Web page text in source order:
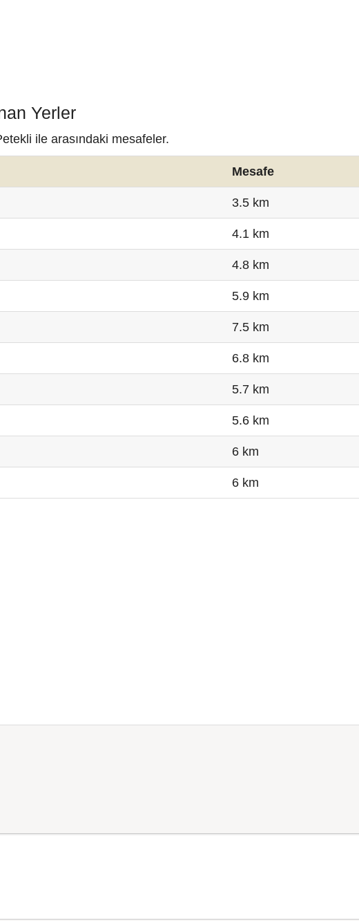
Yerler
ile arasındaki mesafeler.
Mesafe
3.5 km
4.1 km
4.8 km
5.9 km
7.5 km
6.8 km
5.7 km
5.6 km
6 km
6 km